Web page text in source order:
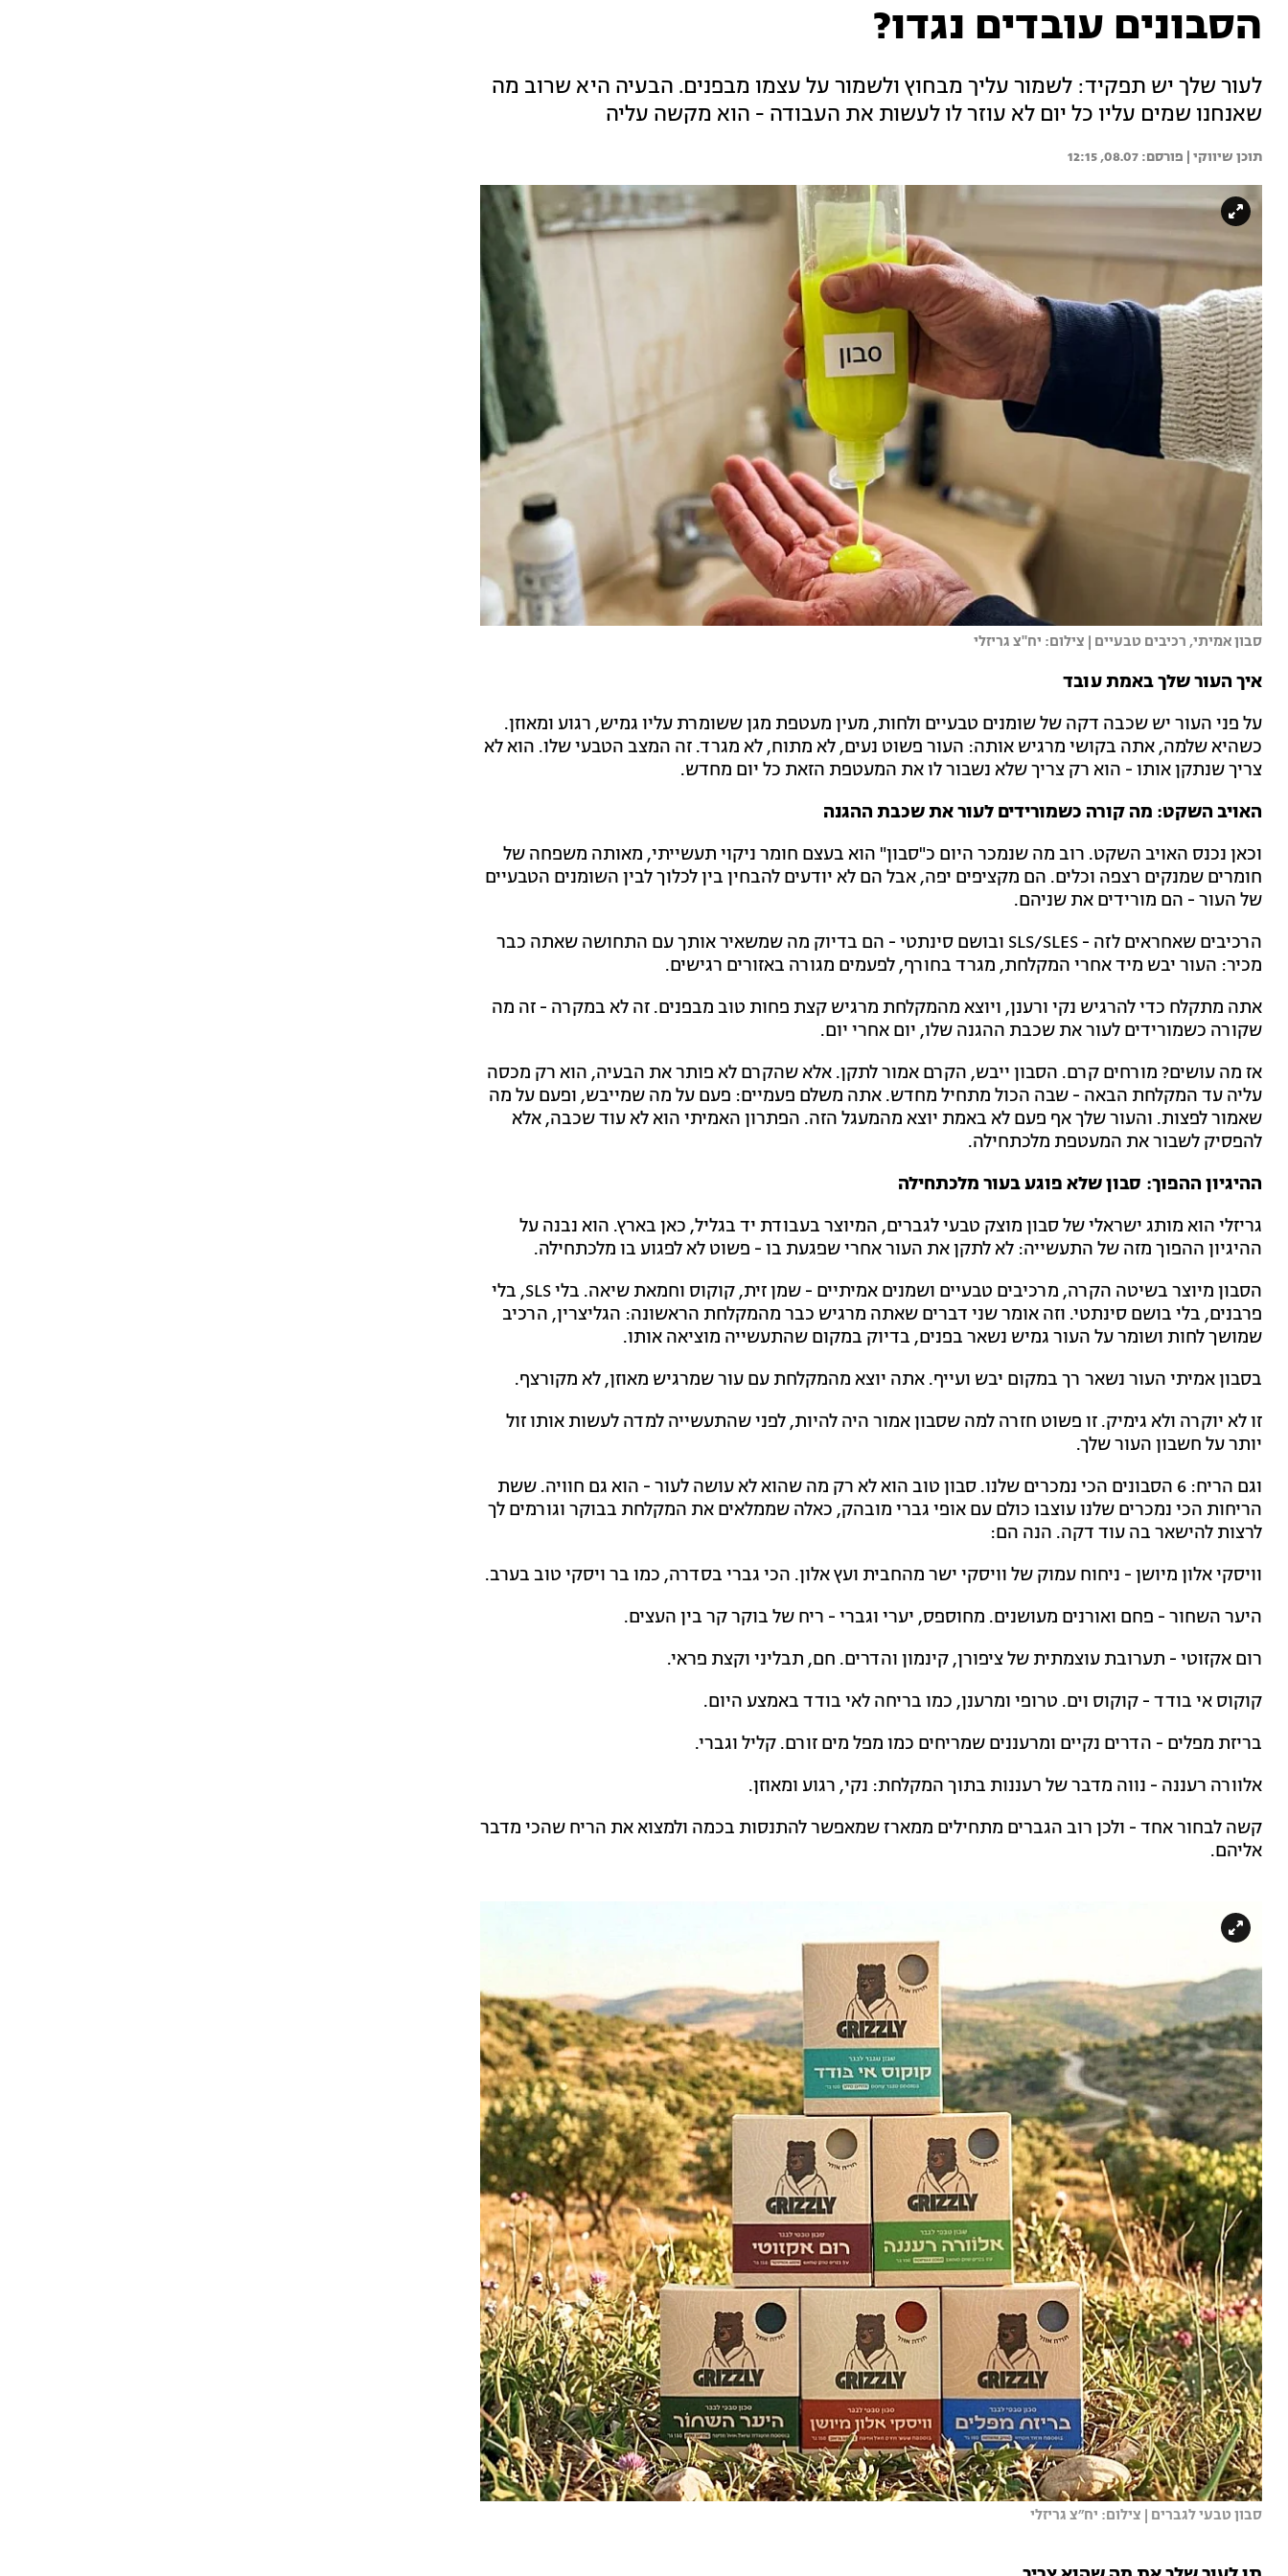
הסבונים עובדים נגדו?
לעור שלך יש תפקיד: לשמור עליך מבחוץ ולשמור על עצמו מבפנים. הבעיה היא שרוב מה
שאנחנו שמים עליו כל יום לא עוזר לו לעשות את העבודה - הוא מקשה עליה
תוכן שיווקי | 08.07, 12:15
סבון אמיתי, רכיבים טבעיים | צילום: יח"צ גריזלי
איך העור שלך באמת עובד
על פני העור יש שכבה דקה של שומנים טבעיים ולחות, מעין מעטפת מגן ששומרת עליו גמיש, רגוע ומאוזן.
כשהיא שלמה, אתה בקושי מרגיש אותה: העור פשוט נעים, לא מתוח, לא מגרד. זה המצב הטבעי שלו. הוא לא
צריך שנתקן אותו - הוא רק צריך שלא נשבור לו את המעטפת הזאת כל יום מחדש.
האויב השקט: מה קורה כשמורידים לעור את שכבת ההגנה
וכאן נכנס האויב השקט. רוב מה שנמכר היום כ"סבון" הוא בעצם חומר ניקוי תעשייתי, מאותה משפחה של
חומרים שמנקים רצפה וכלים. הם מקציפים יפה, אבל הם לא יודעים להבחין בין לכלוך לבין השומנים הטבעיים
של העור - הם מורידים את שניהם.
הרכיבים שאחראים לזה - SLS/SLES ובושם סינתטי - הם בדיוק מה שמשאיר אותך עם התחושה שאתה כבר
מכיר: העור יבש מיד אחרי המקלחת, מגרד בחורף, לפעמים מגורה באזורים רגישים.
אתה מתקלח כדי להרגיש נקי ורענן, ויוצא מהמקלחת מרגיש קצת פחות טוב מבפנים. זה לא במקרה - זה מה
שקורה כשמורידים לעור את שכבת ההגנה שלו, יום אחרי יום.
אז מה עושים? מורחים קרם. הסבון ייבש, הקרם אמור לתקן. אלא שהקרם לא פותר את הבעיה, הוא רק מכסה
עליה עד המקלחת הבאה - שבה הכול מתחיל מחדש. אתה משלם פעמיים: פעם על מה שמייבש, ופעם על מה
שאמור לפצות. והעור שלך אף פעם לא באמת יוצא מהמעגל הזה. הפתרון האמיתי הוא לא עוד שכבה, אלא
להפסיק לשבור את המעטפת מלכתחילה.
ההיגיון ההפוך: סבון שלא פוגע בעור מלכתחילה
גריזלי הוא מותג ישראלי של סבון מוצק טבעי לגברים, המיוצר בעבודת יד בגליל, כאן בארץ. הוא נבנה על
ההיגיון ההפוך מזה של התעשייה: לא לתקן את העור אחרי שפגעת בו - פשוט לא לפגוע בו מלכתחילה.
הסבון מיוצר בשיטה הקרה, מרכיבים טבעיים ושמנים אמיתיים - שמן זית, קוקוס וחמאת שיאה. בלי SLS, בלי
פרבנים, בלי בושם סינתטי. וזה אומר שני דברים שאתה מרגיש כבר מהמקלחת הראשונה: הגליצרין, הרכיב
שמושך לחות ושומר על העור גמיש נשאר בפנים, בדיוק במקום שהתעשייה מוציאה אותו.
בסבון אמיתי העור נשאר רך במקום יבש ועייף. אתה יוצא מהמקלחת עם עור שמרגיש מאוזן, לא מקורצף.
זו לא יוקרה ולא גימיק. זו פשוט חזרה למה שסבון אמור היה להיות, לפני שהתעשייה למדה לעשות אותו זול
יותר על חשבון העור שלך.
וגם הריח: 6 הסבונים הכי נמכרים שלנו. סבון טוב הוא לא רק מה שהוא לא עושה לעור - הוא גם חוויה. ששת
הריחות הכי נמכרים שלנו עוצבו כולם עם אופי גברי מובהק, כאלה שממלאים את המקלחת בבוקר וגורמים לך
לרצות להישאר בה עוד דקה. הנה הם:
וויסקי אלון מיושן - ניחוח עמוק של וויסקי ישר מהחבית ועץ אלון. הכי גברי בסדרה, כמו בר ויסקי טוב בערב.
היער השחור - פחם ואורנים מעושנים. מחוספס, יערי וגברי - ריח של בוקר קר בין העצים.
רום אקזוטי - תערובת עוצמתית של ציפורן, קינמון והדרים. חם, תבליני וקצת פראי.
קוקוס אי בודד - קוקוס וים. טרופי ומרענן, כמו בריחה לאי בודד באמצע היום.
בריזת מפלים - הדרים נקיים ומרעננים שמריחים כמו מפל מים זורם. קליל וגברי.
אלוורה רעננה - נווה מדבר של רעננות בתוך המקלחת: נקי, רגוע ומאוזן.
קשה לבחור אחד - ולכן רוב הגברים מתחילים ממארז שמאפשר להתנסות בכמה ולמצוא את הריח שהכי מדבר
אליהם.
סבון טבעי לגברים | צילום: יח״צ גריזלי